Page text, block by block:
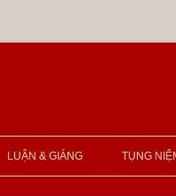
LUẬN & GIẢNG TỤNG